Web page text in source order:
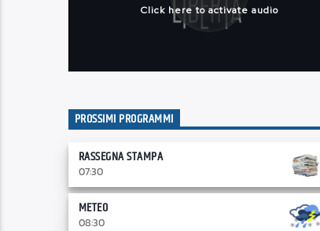
PROSSIMI PROGRAMMI
RASSEGNA STAMPA
07:30
METEO
08:30